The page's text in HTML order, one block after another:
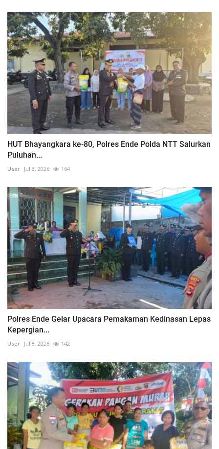
HUT Bhayangkara ke-80, Polres Ende Polda NTT Salurkan
Puluhan...
User Jul 3, 2026 164
Polres Ende Gelar Upacara Pemakaman Kedinasan Lepas
Kepergian...
User Jul 8, 2026 142